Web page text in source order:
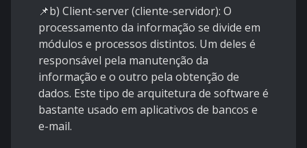
📌b) Client-server (cliente-servidor): O
processamento da informação se divide em
módulos e processos distintos. Um deles é
responsável pela manutenção da
informação e o outro pela obtenção de
dados. Este tipo de arquitetura de software é
bastante usado em aplicativos de bancos e
e-mail.